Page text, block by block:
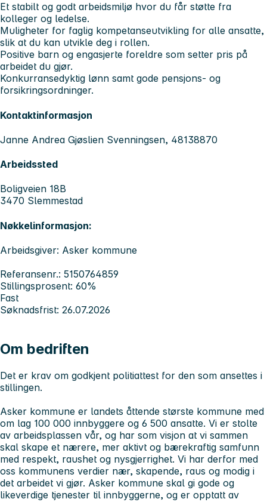
Et stabilt og godt arbeidsmiljø hvor du får støtte fra
kolleger og ledelse.
Muligheter for faglig kompetanseutvikling for alle ansatte,
slik at du kan utvikle deg i rollen.
Positive barn og engasjerte foreldre som setter pris på
arbeidet du gjør.
Konkurransedyktig lønn samt gode pensjons- og
forsikringsordninger.
Kontaktinformasjon
Janne Andrea Gjøslien Svenningsen, 48138870
Arbeidssted
Boligveien 18B
3470 Slemmestad
Nøkkelinformasjon:
Arbeidsgiver: Asker kommune
Referansenr.: 5150764859
Stillingsprosent: 60%
Fast
Søknadsfrist: 26.07.2026
Om bedriften
Det er krav om godkjent politiattest for den som ansettes i
stillingen.
Asker kommune er landets åttende største kommune med
om lag 100 000 innbyggere og 6 500 ansatte. Vi er stolte
av arbeidsplassen vår, og har som visjon at vi sammen
skal skape et nærere, mer aktivt og bærekraftig samfunn
med respekt, raushet og nysgjerrighet. Vi har derfor med
oss kommunens verdier nær, skapende, raus og modig i
det arbeidet vi gjør. Asker kommune skal gi gode og
likeverdige tjenester til innbyggerne, og er opptatt av